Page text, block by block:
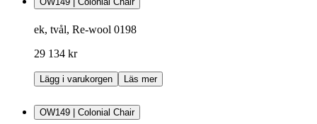
ek, tvål, Re-wool 0198
29 134 kr
Lägg i varukorgen Läs mer
OW149 | Colonial Chair